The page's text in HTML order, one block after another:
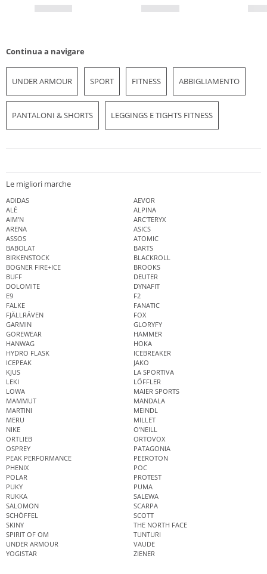
Continua a navigare
UNDER ARMOUR SPORT FITNESS ABBIGLIAMENTO
PANTALONI & SHORTS LEGGINGS E TIGHTS FITNESS
Le migliori marche
ADIDAS
AEVOR
ALÉ
ALPINA
AIM'N
ARC'TERYX
ARENA
ASICS
ASSOS
ATOMIC
BABOLAT
BARTS
BIRKENSTOCK
BLACKROLL
BOGNER FIRE+ICE
BROOKS
BUFF
DEUTER
DOLOMITE
DYNAFIT
E9
F2
FALKE
FANATIC
FJÄLLRÄVEN
FOX
GARMIN
GLORYFY
GOREWEAR
HAMMER
HANWAG
HOKA
HYDRO FLASK
ICEBREAKER
ICEPEAK
JAKO
KJUS
LA SPORTIVA
LEKI
LÖFFLER
LOWA
MAIER SPORTS
MAMMUT
MANDALA
MARTINI
MEINDL
MERU
MILLET
NIKE
O'NEILL
ORTLIEB
ORTOVOX
OSPREY
PATAGONIA
PEAK PERFORMANCE
PEEROTON
PHENIX
POC
POLAR
PROTEST
PUKY
PUMA
RUKKA
SALEWA
SALOMON
SCARPA
SCHÖFFEL
SCOTT
SKINY
THE NORTH FACE
SPIRIT OF OM
TUNTURI
UNDER ARMOUR
VAUDE
YOGISTAR
ZIENER